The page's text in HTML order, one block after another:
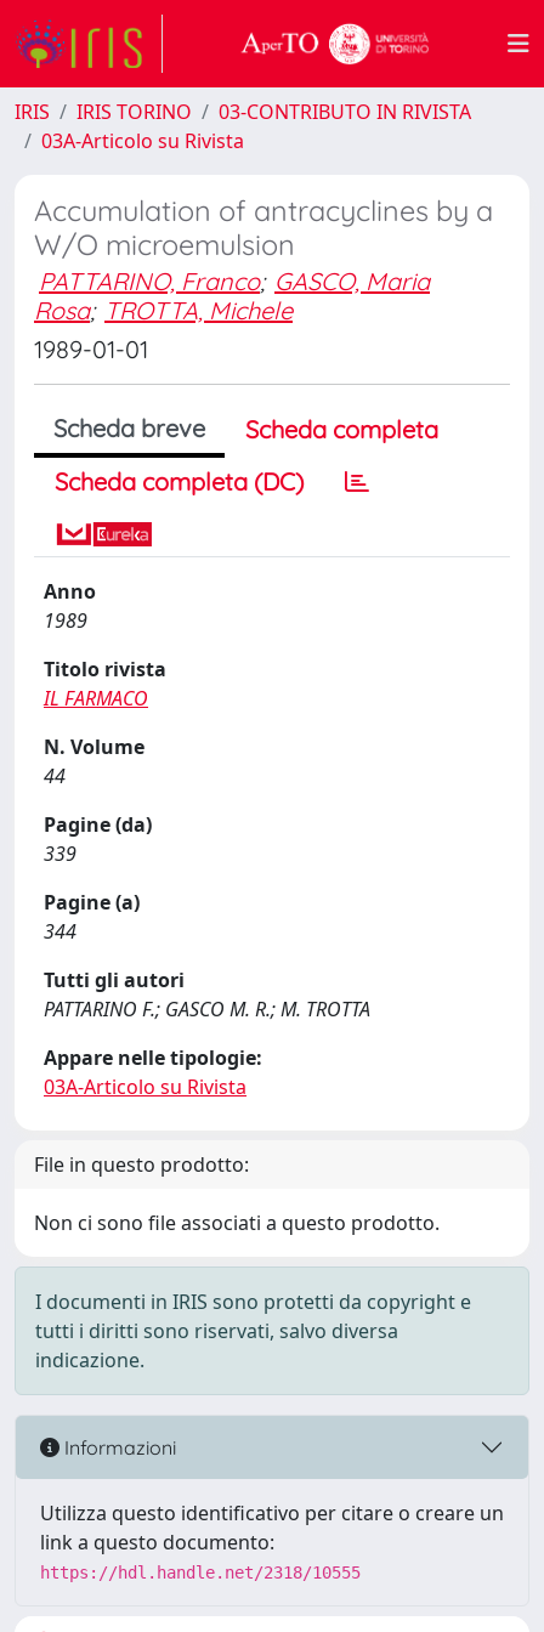
IRIS IRIS TORINO
03-CONTRIBUTO IN RIVISTA
03A-Articolo su Rivista
Accumulation of antracyclines by a
W/O microemulsion
PATTARINO, Franco; GASCO, Maria
Rosa; TROTTA, Michele
1989-01-01
Scheda breve
Scheda completa
Scheda completa (DC)
Anno
1989
Titolo rivista
IL FARMACO
N. Volume
44
Pagine (da)
339
Pagine (a)
344
Tutti gli autori
PATTARINO F.; GASCO M. R.; M. TROTTA
Appare nelle tipologie:
03A-Articolo su Rivista
File in questo prodotto:
Non ci sono file associati a questo prodotto.
I documenti in IRIS sono protetti da copyright e
tutti i diritti sono riservati, salvo diversa
indicazione.
Informazioni
Utilizza questo identificativo per citare o creare un
link a questo documento:
https://hdl.handle.net/2318/10555